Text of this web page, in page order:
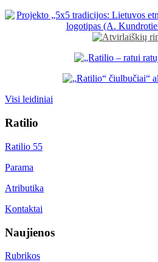
Visi leidiniai
Ratilio
Ratilio 55
Parama
Atributika
Kontaktai
Naujienos
Rubrikos